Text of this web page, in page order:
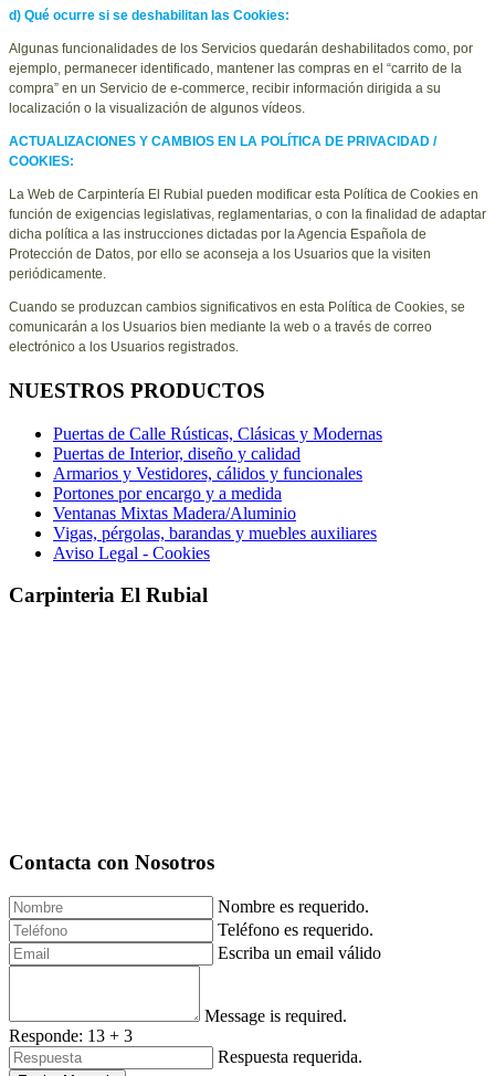
d) Qué ocurre si se deshabilitan las Cookies:
Algunas funcionalidades de los Servicios quedarán deshabilitados como, por
ejemplo, permanecer identificado, mantener las compras en el “carrito de la
compra” en un Servicio de e-commerce, recibir información dirigida a su
localización o la visualización de algunos vídeos.
ACTUALIZACIONES Y CAMBIOS EN LA POLÍTICA DE PRIVACIDAD /
COOKIES:
La Web de Carpintería El Rubial pueden modificar esta Política de Cookies en
función de exigencias legislativas, reglamentarias, o con la finalidad de adaptar
dicha política a las instrucciones dictadas por la Agencia Española de
Protección de Datos, por ello se aconseja a los Usuarios que la visiten
periódicamente.
Cuando se produzcan cambios significativos en esta Política de Cookies, se
comunicarán a los Usuarios bien mediante la web o a través de correo
electrónico a los Usuarios registrados.
NUESTROS PRODUCTOS
Puertas de Calle Rústicas, Clásicas y Modernas
Puertas de Interior, diseño y calidad
Armarios y Vestidores, cálidos y funcionales
Portones por encargo y a medida
Ventanas Mixtas Madera/Aluminio
Vigas, pérgolas, barandas y muebles auxiliares
Aviso Legal - Cookies
Carpinteria El Rubial
Contacta con Nosotros
Nombre es requerido.
Teléfono es requerido.
Escriba un email válido
Message is required.
Responde: 13 + 3
Respuesta requerida.